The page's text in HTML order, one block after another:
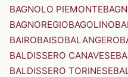
BAGNOLO PIEMONTE
BAGNOREGIOBAGOLINO
BAIROBAISOBALANGERO
BALDISSERO CANAVESE
BALDISSERO TORINESE